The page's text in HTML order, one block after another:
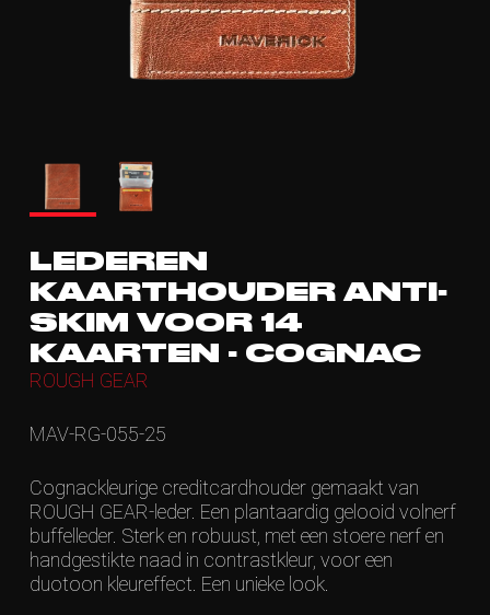
LEDEREN
KAARTHOUDER ANTI-
SKIM VOOR 14
KAARTEN - COGNAC
ROUGH GEAR
MAV-RG-055-25
Cognackleurige creditcardhouder gemaakt van
ROUGH GEAR-leder. Een plantaardig gelooid volnerf
buffelleder. Sterk en robuust, met een stoere nerf en
handgestikte naad in contrastkleur, voor een
duotoon kleureffect. Een unieke look.